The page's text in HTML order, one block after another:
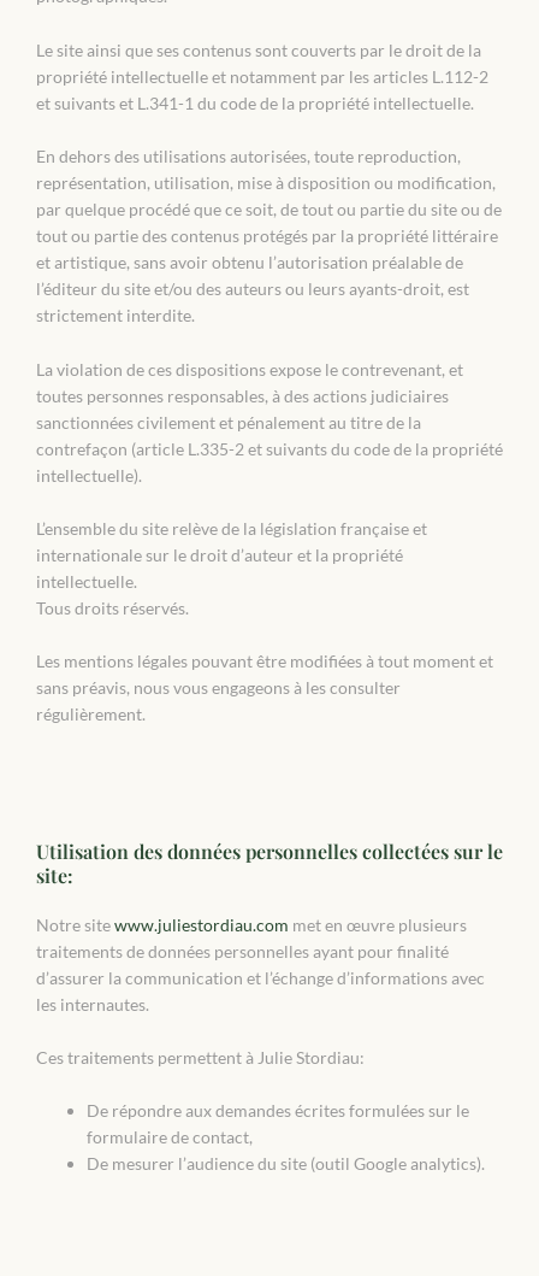
Le site ainsi que ses contenus sont couverts par le droit de la
propriété intellectuelle et notamment par les articles L.112-2
et suivants et L.341-1 du code de la propriété intellectuelle.
En dehors des utilisations autorisées, toute reproduction,
représentation, utilisation, mise à disposition ou modification,
par quelque procédé que ce soit, de tout ou partie du site ou de
tout ou partie des contenus protégés par la propriété littéraire
et artistique, sans avoir obtenu l’autorisation préalable de
l’éditeur du site et/ou des auteurs ou leurs ayants-droit, est
strictement interdite.
La violation de ces dispositions expose le contrevenant, et
toutes personnes responsables, à des actions judiciaires
sanctionnées civilement et pénalement au titre de la
contrefaçon (article L.335-2 et suivants du code de la propriété
intellectuelle).
L’ensemble du site relève de la législation française et
internationale sur le droit d’auteur et la propriété
intellectuelle.
Tous droits réservés.
Les mentions légales pouvant être modifiées à tout moment et
sans préavis, nous vous engageons à les consulter
régulièrement.
Utilisation des données personnelles collectées sur le
site:
Notre sitewww.juliestordiau.com met en œuvre plusieurs
traitements de données personnelles ayant pour finalité
d’assurer la communication et l’échange d’informations avec
les internautes.
Ces traitements permettent à Julie Stordiau:
De répondre aux demandes écrites formulées sur le
formulaire de contact,
De mesurer l’audience du site (outil Google analytics).